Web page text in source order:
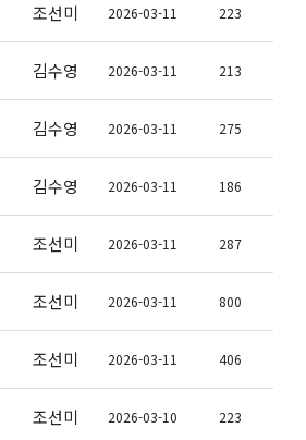
조선미 2026-03-11 223
김수영 2026-03-11 213
김수영 2026-03-11 275
김수영 2026-03-11 186
조선미 2026-03-11 287
조선미 2026-03-11 800
조선미 2026-03-11 406
조선미 2026-03-10 223